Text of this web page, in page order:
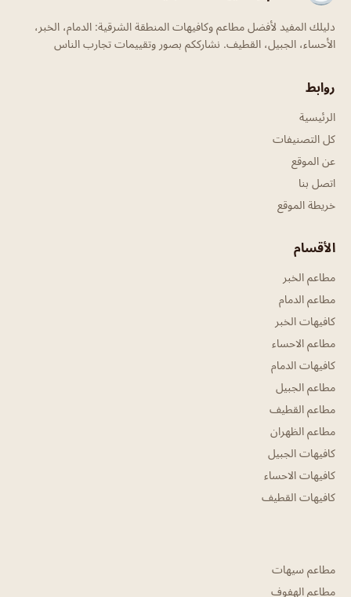
دليلك المفيد لأفضل مطاعم وكافيهات المنطقة الشرقية: الدمام، الخبر،
الأحساء، الجبيل، القطيف. نشارككم بصور وتقييمات تجارب الناس
روابط
الرئيسية
كل التصنيفات
عن الموقع
اتصل بنا
خريطة الموقع
الأقسام
مطاعم الخبر
مطاعم الدمام
كافيهات الخبر
مطاعم الاحساء
كافيهات الدمام
مطاعم الجبيل
مطاعم القطيف
مطاعم الظهران
كافيهات الجبيل
كافيهات الاحساء
كافيهات القطيف
مطاعم سيهات
مطاعم الهفوف